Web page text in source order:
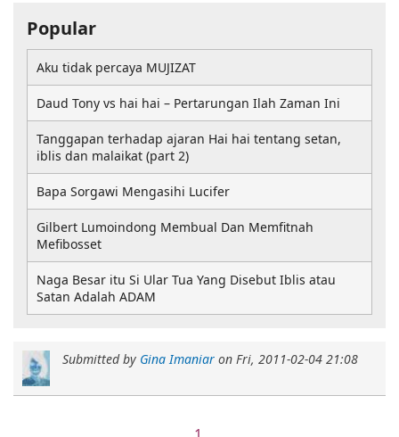
Submitted by Gina Imaniar on Fri, 2011-02-04 21:08
Popular
Aku tidak percaya MUJIZAT
Daud Tony vs hai hai – Pertarungan Ilah Zaman Ini
Tanggapan terhadap ajaran Hai hai tentang setan,
iblis dan malaikat (part 2)
Bapa Sorgawi Mengasihi Lucifer
Gilbert Lumoindong Membual Dan Memfitnah
Mefibosset
Naga Besar itu Si Ular Tua Yang Disebut Iblis atau
Satan Adalah ADAM